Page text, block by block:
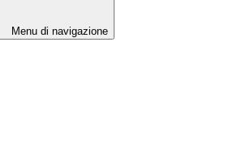
Menu di navigazione